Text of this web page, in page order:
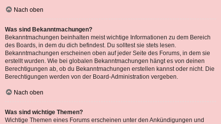
Nach oben
Was sind Bekanntmachungen?
Bekanntmachungen beinhalten meist wichtige Informationen zu dem Bereich
des Boards, in dem du dich befindest. Du solltest sie stets lesen.
Bekanntmachungen erscheinen oben auf jeder Seite des Forums, in dem sie
erstellt wurden. Wie bei globalen Bekanntmachungen hängt es von deinen
Berechtigungen ab, ob du Bekanntmachungen erstellen kannst oder nicht. Die
Berechtigungen werden von der Board-Administration vergeben.
Nach oben
Was sind wichtige Themen?
Wichtige Themen eines Forums erscheinen unter den Ankündigungen und